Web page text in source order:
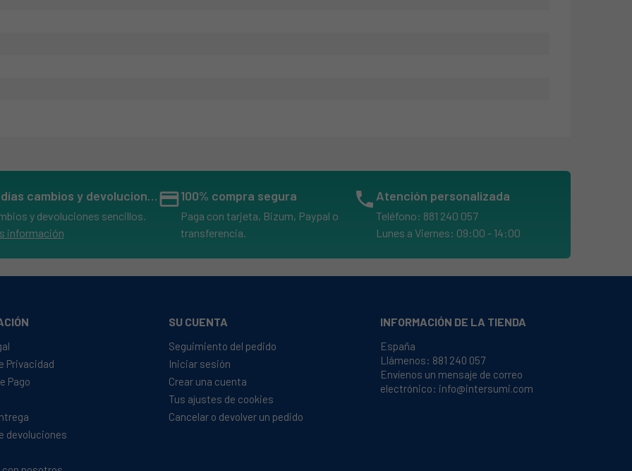
14 días cambios y devoluciones
y devoluciones sencillos.
información
credit_card100% compra segura
Paga con tarjeta, Bizum, Paypal o
transferencia.
phone Atención personalizada
Teléfono: 881 240 057
Lunes a Viernes: 09:00 - 14:00
Privacidad
Pago
devoluciones
SU CUENTA
Seguimiento del pedido
Iniciar sesión
Crear una cuenta
Tus ajustes de cookies
Cancelar o devolver un pedido
INFORMACIÓN DE LA TIENDA
España
Llámenos: 881 240 057
Envíenos un mensaje de correo
electrónico: info@intersumi.com